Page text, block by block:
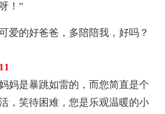
！”
的好爸爸，多陪陪我，好吗？
是暴跳如雷的，而您简直是个
，笑待困难，您是乐观温暖的小